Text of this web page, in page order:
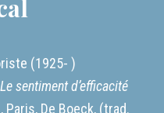
(1925- )
sentiment d’efficacité
Paris, De Boeck, (trad.